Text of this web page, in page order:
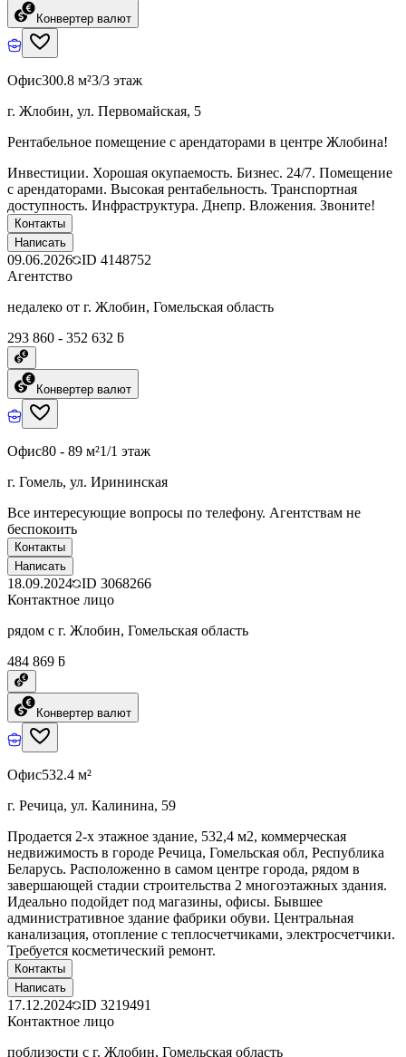
Конвертер валют
Офис300.8 м²3/3 этаж
г. Жлобин, ул. Первомайская, 5
Рентабельное помещение с арендаторами в центре Жлобина!
Инвестиции. Хорошая окупаемость. Бизнес. 24/7. Помещение
с арендаторами. Высокая рентабельность. Транспортная
доступность. Инфраструктура. Днепр. Вложения. Звоните!
Контакты
Написать
09.06.2026 ID 4148752
Агентство
недалеко от г. Жлобин, Гомельская область
293 860 - 352 632 ƃ
Конвертер валют
Офис80 - 89 м²1/1 этаж
г. Гомель, ул. Ирининская
Все интересующие вопросы по телефону. Агентствам не
беспокоить
Контакты
Написать
18.09.2024 ID 3068266
Контактное лицо
рядом с г. Жлобин, Гомельская область
484 869 ƃ
Конвертер валют
Офис532.4 м²
г. Речица, ул. Калинина, 59
Продается 2-х этажное здание, 532,4 м2, коммерческая
недвижимость в городе Речица, Гомельская обл, Республика
Беларусь. Расположенно в самом центре города, рядом в
завершающей стадии строительства 2 многоэтажных здания.
Идеально подойдет под магазины, офисы. Бывшее
административное здание фабрики обуви. Центральная
канализация, отопление с теплосчетчиками, электросчетчики.
Требуется косметический ремонт.
Контакты
Написать
17.12.2024 ID 3219491
Контактное лицо
поблизости с г. Жлобин, Гомельская область